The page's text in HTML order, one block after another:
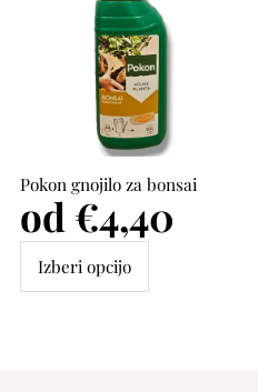
Pokon gnojilo za bonsai
Cena
od €4,40
Izberi opcijo